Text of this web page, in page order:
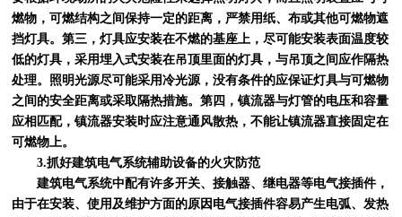
燃物，可燃结构之间保持一定的距离，严禁用纸、布或其他可燃物遮
挡灯具。第三，灯具应安装在不燃的基座上，尽可能安装表面温度较
低的灯具，采用埋入式安装在吊顶里面的灯具，与吊顶之间应作隔热
处理。照明光源尽可能采用冷光源，没有条件的应保证灯具与可燃物
之间的安全距离或采取隔热措施。第四，镇流器与灯管的电压和容量
应相匹配，镇流器安装时应注意通风散热，不能让镇流器直接固定在
可燃物上。
3.抓好建筑电气系统辅助设备的火灾防范
建筑电气系统中配有许多开关、接触器、继电器等电气接插件，
由于在安装、使用及维护方面的原因电气接插件容易产生电弧、发热